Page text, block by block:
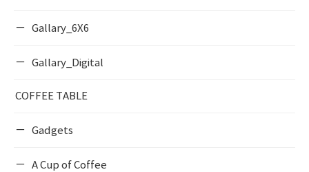
Gallary_6X6
Gallary_Digital
COFFEE TABLE
Gadgets
A Cup of Coffee